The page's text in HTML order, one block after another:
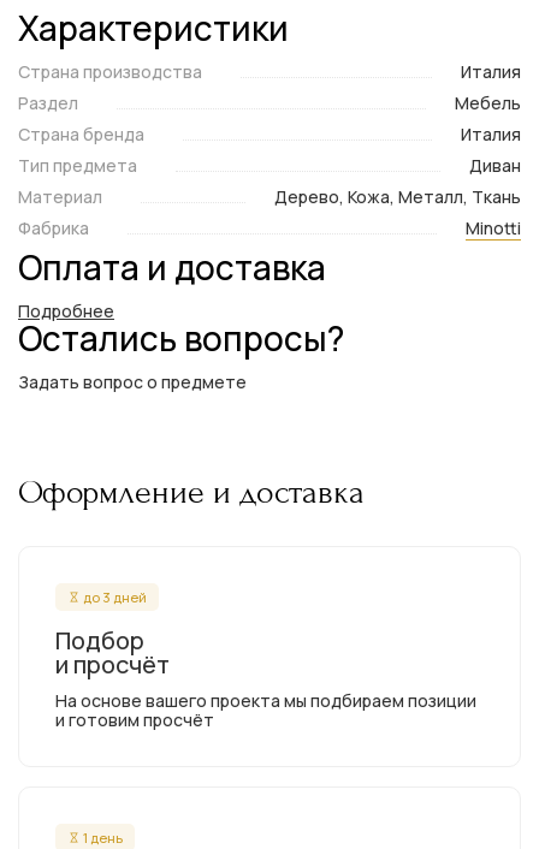
Характеристики
Страна производства
Италия
Раздел
Мебель
Страна бренда
Италия
Тип предмета
Диван
Материал
Дерево, Кожа, Металл, Ткань
Фабрика
Minotti
Оплата и доставка
Подробнее
Остались вопросы?
Задать вопрос о предмете
Оформление и доставка
до 3 дней
Подбор
и просчёт
На основе вашего проекта мы подбираем позиции
и готовим просчёт
1 день